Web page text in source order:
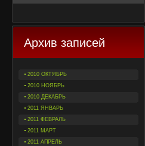
Архив записей
2010 ОКТЯБРЬ
2010 НОЯБРЬ
2010 ДЕКАБРЬ
2011 ЯНВАРЬ
2011 ФЕВРАЛЬ
2011 МАРТ
2011 АПРЕЛЬ